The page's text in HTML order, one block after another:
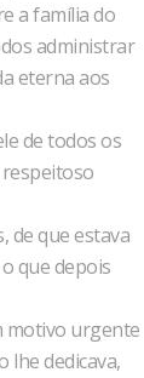
a família do
administrar
eterna aos
de todos os
de que estava
que depois
motivo urgente
lhe dedicava,